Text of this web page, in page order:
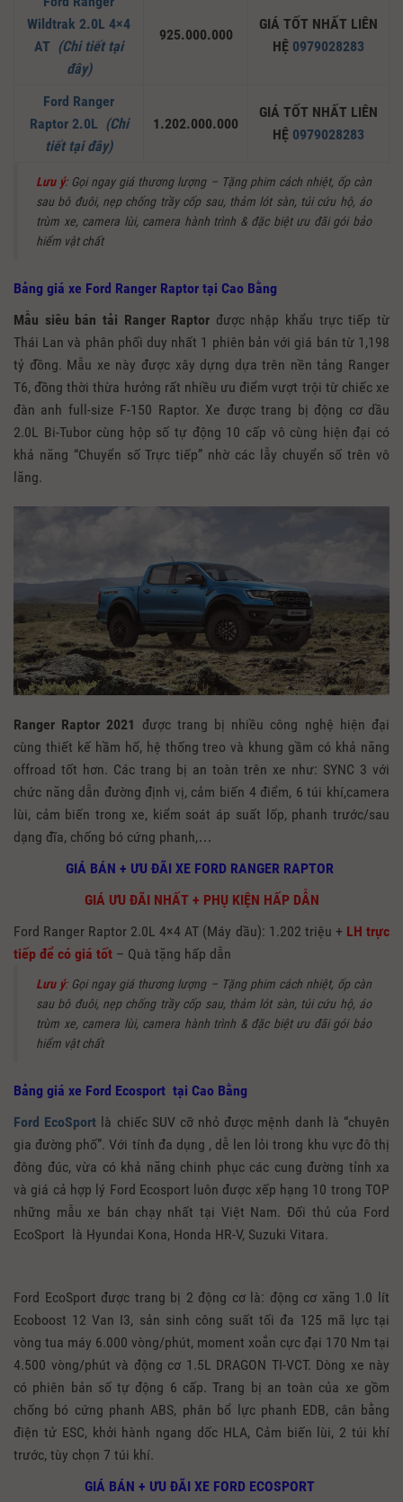
Wildtrak 2.0L 4×4
AT (Chi tiết tại
đây)
925.000.000
GIÁ TỐT NHẤT LIÊN
HỆ 0979028283
Ford Ranger
Raptor 2.0L (Chi
tiết tại đây)
1.202.000.000
GIÁ TỐT NHẤT LIÊN
HỆ 0979028283
Lưu ý: Gọi ngay giá thương lượng – Tặng phim cách nhiệt, ốp càn
sau bô đuôi, nẹp chống trầy cốp sau, thảm lót sàn, túi cứu hộ, áo
trùm xe, camera lùi, camera hành trình & đặc biệt ưu đãi gói bảo
hiểm vật chất
Bảng giá xe Ford Ranger Raptor tại Cao Bằng
Mẫu siêu bán tải Ranger Raptor được nhập khẩu trực tiếp từ
Thái Lan và phân phối duy nhất 1 phiên bản với giá bán từ 1,198
tỷ đồng. Mẫu xe này được xây dựng dựa trên nền tảng Ranger
T6, đồng thời thừa hưởng rất nhiều ưu điểm vượt trội từ chiếc xe
đàn anh full-size F-150 Raptor. Xe được trang bị động cơ dầu
2.0L Bi-Tubor cùng hộp số tự động 10 cấp vô cùng hiện đại có
khả năng “Chuyển số Trực tiếp” nhờ các lẫy chuyển số trên vô
lăng.
Ranger Raptor 2021 được trang bị nhiều công nghệ hiện đại
cùng thiết kế hầm hố, hệ thống treo và khung gầm có khả năng
offroad tốt hơn. Các trang bị an toàn trên xe như: SYNC 3 với
chức năng dẫn đường định vị, cảm biến 4 điểm, 6 túi khí,camera
lùi, cảm biến trong xe, kiểm soát áp suất lốp, phanh trước/sau
dạng đĩa, chống bó cứng phanh,…
GIÁ BÁN + ƯU ĐÃI XE FORD RANGER RAPTOR
GIÁ ƯU ĐÃI NHẤT + PHỤ KIỆN HẤP DẪN
Ford Ranger Raptor 2.0L 4×4 AT (Máy dầu): 1.202 triệu + LH trực
tiếp để có giá tốt – Quà tặng hấp dẫn
Lưu ý:Gọi ngay giá thương lượng – Tặng phim cách nhiệt, ốp càn
sau bô đuôi, nẹp chống trầy cốp sau, thảm lót sàn, túi cứu hộ, áo
trùm xe, camera lùi, camera hành trình & đặc biệt ưu đãi gói bảo
hiểm vật chất
Bảng giá xe Ford Ecosport tại Cao Bằng
Ford EcoSport là chiếc SUV cỡ nhỏ được mệnh danh là “chuyên
gia đường phố”. Với tính đa dụng , dễ len lỏi trong khu vực đô thị
đông đúc, vừa có khả năng chinh phục các cung đường tỉnh xa
và giá cả hợp lý Ford Ecosport luôn được xếp hạng 10 trong TOP
những mẫu xe bán chạy nhất tại Việt Nam. Đối thủ của Ford
EcoSport là Hyundai Kona, Honda HR-V, Suzuki Vitara.
Ford EcoSport được trang bị 2 động cơ là: động cơ xăng 1.0 lít
Ecoboost 12 Van I3, sản sinh công suất tối đa 125 mã lực tại
vòng tua máy 6.000 vòng/phút, moment xoắn cực đại 170 Nm tại
4.500 vòng/phút và động cơ 1.5L DRAGON TI-VCT. Dòng xe này
có phiên bản số tự động 6 cấp. Trang bị an toàn của xe gồm
chống bó cứng phanh ABS, phân bổ lực phanh EDB, cân bằng
điện tử ESC, khởi hành ngang dốc HLA, Cảm biến lùi, 2 túi khí
trước, tùy chọn 7 túi khí.
GIÁ BÁN + ƯU ĐÃI XE FORD ECOSPORT